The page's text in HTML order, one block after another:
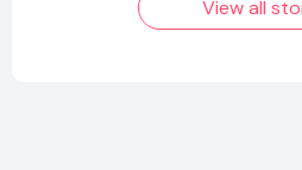
View all